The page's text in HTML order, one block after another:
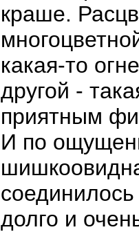
краше.
какая-то
другой -
приятным
И по
долго и